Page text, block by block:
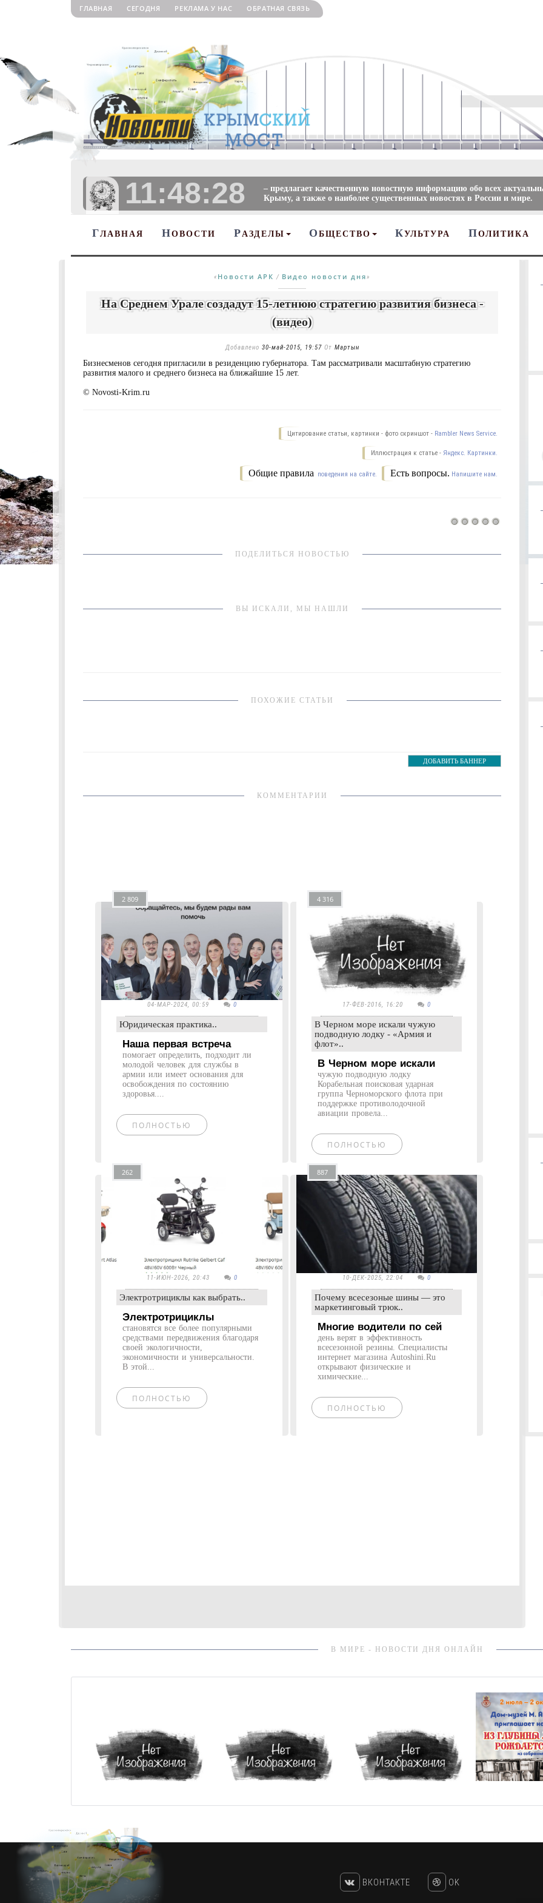
ГЛАВНАЯ СЕГОДНЯ РЕКЛАМА У НАС ОБРАТНАЯ СВЯЗЬ
11:48:29
– предлагает качественную новостную информацию обо всех
Крыму, а также о наиболее существенных новостях в России и мире.
ГЛАВНАЯ НОВОСТИ Р АЗДЕЛЫ О БЩЕСТВО КУЛЬТУРА ПОЛИТИКА
« Новости АРК / Видео новости дня»
На Среднем Урале создадут 15-летнюю стратегию развития бизнеса -
(видео)
Добавлено 30-май-2015, 19:57От Мартын
Бизнесменов сегодня пригласили в резиденцию губернатора. Там рассматривали масштабную стратегию
развития малого и среднего бизнеса на ближайшие 15 лет.
© Novosti-Krim.ru
Цитирование статьи, картинки - фото скриншот - Rambler News Service.
Иллюстрация к статье - Яндекс. Картинки.
Есть вопросы. Напишите нам.
Общие правила поведения на сайте.
ПОДЕЛИТЬСЯ НОВОСТЬЮ
ВЫ ИСКАЛИ, МЫ НАШЛИ
ПОХОЖИЕ СТАТЬИ
ДОБАВИТЬ БАННЕР
КОММЕНТАРИИ
2 809
04-МАР-2024, 00:59 0
Юридическая практика..
Наша первая встреча
помогает определить, подходит ли
молодой человек для службы в
армии или имеет основания для
освобождения по состоянию
здоровья....
ПОЛНОСТЬЮ
4 316
17-ФЕВ-2016, 16:20 0
В Черном море искали чужую
подводную лодку - «Армия и
флот»..
В Черном море искали
чужую подводную лодку
Корабельная поисковая ударная
группа Черноморского флота при
поддержке противолодочной
авиации провела...
ПОЛНОСТЬЮ
262
11-ИЮН-2026, 20:43 0
Электротрициклы как выбрать..
Электротрициклы
становятся все более популярными
средствами передвижения благодаря
своей экологичности,
экономичности и универсальности.
В этой...
ПОЛНОСТЬЮ
887
10-ДЕК-2025, 22:04 0
Почему всесезоные шины — это
маркетинговый трюк..
Многие водители по сей
день верят в эффективность
всесезонной резины. Специалисты
интернет магазина Autoshini.Ru
открывают физические и
химические...
ПОЛНОСТЬЮ
В МИРЕ - НОВОСТИ ДНЯ ОНЛАЙН
ВКОНТАКТЕ OK